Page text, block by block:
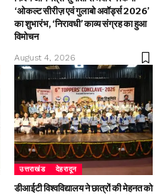
‘ओकल्ट सीरीज़ एवं गुलाबो अवॉर्ड्स 2026’
का शुभारंभ, ‘निरावधी’ काव्य संग्रह का हुआ
विमोचन
August 4, 2026
उत्तराखंड देहरादून
डीआईटी विश्वविद्यालय ने छात्रों की मेहनत को